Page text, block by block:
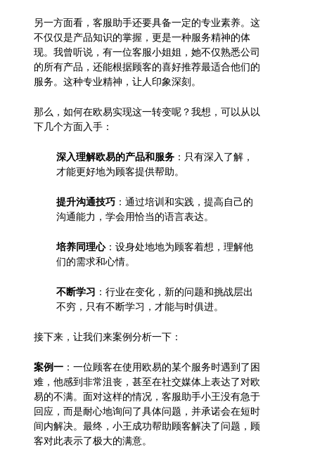
另一方面看，客服助手还要具备一定的专业素养。这
不仅仅是产品知识的掌握，更是一种服务精神的体
现。我曾听说，有一位客服小姐姐，她不仅熟悉公司
的所有产品，还能根据顾客的喜好推荐最适合他们的
服务。这种专业精神，让人印象深刻。
那么，如何在欧易实现这一转变呢？我想，可以从以
下几个方面入手：
深入理解欧易的产品和服务 ：只有深入了解，
才能更好地为顾客提供帮助。
提升沟通技巧 ：通过培训和实践，提高自己的
沟通能力，学会用恰当的语言表达。
培养同理心：设身处地地为顾客着想，理解他
们的需求和心情。
不断学习 ：行业在变化，新的问题和挑战层出
不穷，只有不断学习，才能与时俱进。
接下来，让我们来案例分析一下：
案例一 ：一位顾客在使用欧易的某个服务时遇到了困
难，他感到非常沮丧，甚至在社交媒体上表达了对欧
易的不满。面对这样的情况，客服助手小王没有急于
回应，而是耐心地询问了具体问题，并承诺会在短时
间内解决。最终，小王成功帮助顾客解决了问题，顾
客对此表示了极大的满意。